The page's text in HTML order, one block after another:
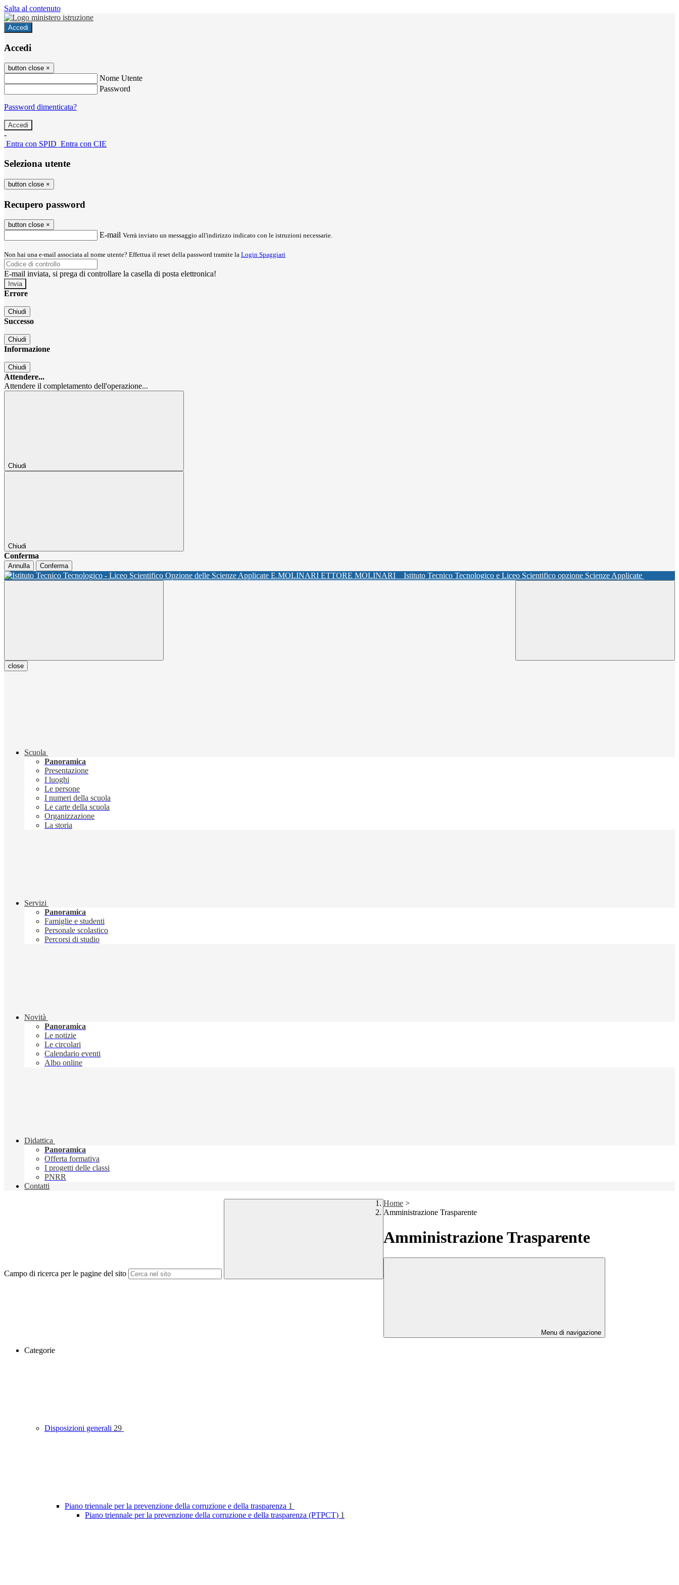
Salta al contenuto
Accedi
Accedi
button close ×
Nome Utente
Password
Password dimenticata?
-
Entra con SPID Entra con CIE
Seleziona utente
button close ×
Recupero password
button close ×
E-mail Verrà inviato un messaggio all'indirizzo indicato con le istruzioni necessarie.
Non hai una e-mail associata al nome utente? Effettua il reset della password tramite la Login Spaggiari
E-mail inviata, si prega di controllare la casella di posta elettronica!
Errore
Chiudi
Successo
Chiudi
Informazione
Chiudi
Attendere...
Attendere il completamento dell'operazione...
Chiudi
Chiudi
Conferma
Annulla Conferma
ETTORE MOLINARI Istituto Tecnico Tecnologico e Liceo Scientifico opzione Scienze Applicate
close
Scuola
Panoramica
Presentazione
I luoghi
Le persone
I numeri della scuola
Le carte della scuola
Organizzazione
La storia
Servizi
Panoramica
Famiglie e studenti
Personale scolastico
Percorsi di studio
Novità
Panoramica
Le notizie
Le circolari
Calendario eventi
Albo online
Didattica
Panoramica
Offerta formativa
I progetti delle classi
PNRR
Contatti
Campo di ricerca per le pagine del sito
Home >
Amministrazione Trasparente
Amministrazione Trasparente
Menu di navigazione
Categorie
Disposizioni generali 29
Piano triennale per la prevenzione della corruzione e della trasparenza 1
Piano triennale per la prevenzione della corruzione e della trasparenza (PTPCT) 1